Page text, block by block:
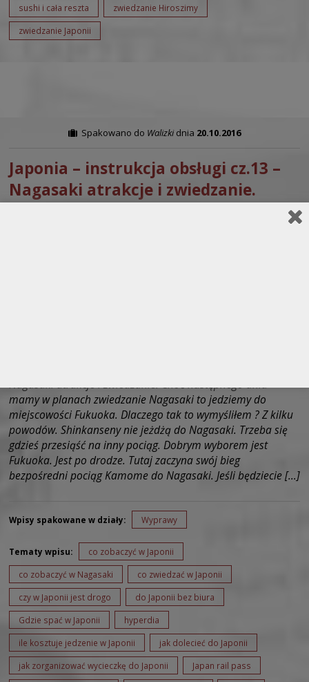
sushi i cała reszta zwiedzanie Hiroszimy
zwiedzanie Japonii
Spakowano do Walizkidnia 20.10.2016
Japonia – instrukcja obsługi cz.13 –
Nagasaki atrakcje i zwiedzanie.
Nagasaki atrakcje i zwiedzanie. Choć następnego dnia
mamy w planach zwiedzanie Nagasaki to jedziemy do
miejscowości Fukuoka. Dlaczego tak to wymyśliłem ? Z kilku
powodów. Shinkanseny nie jeżdżą do Nagasaki. Trzeba się
gdzieś przesiąść na inny pociąg. Dobrym wyborem jest
Fukuoka. Jest po drodze. Tutaj zaczyna swój bieg
bezpośredni pociąg Kamome do Nagasaki. Jeśli będziecie […]
Wpisy spakowane w działy: Wyprawy
Tematy wpisu: co zobaczyć w Japonii
co zobaczyć w Nagasaki co zwiedzać w Japonii
czy w Japonii jest drogo do Japonii bez biura
Gdzie spać w Japonii hyperdia
ile kosztuje jedzenie w Japonii jak dolecieć do Japonii
jak zorganizować wycieczkę do Japonii Japan rail pass